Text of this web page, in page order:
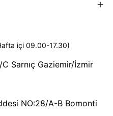
içi 09.00-17.30)
Sarnıç Gaziemir/İzmir
NO:28/A-B Bomonti